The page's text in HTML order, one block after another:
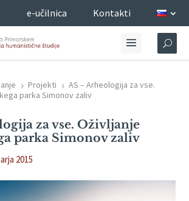
e-učilnica Kontakti
5 Projekti 5 AS – Arheologija za vse.
parka Simonov zaliv
za vse. Oživljanje
parka Simonov zaliv
2015